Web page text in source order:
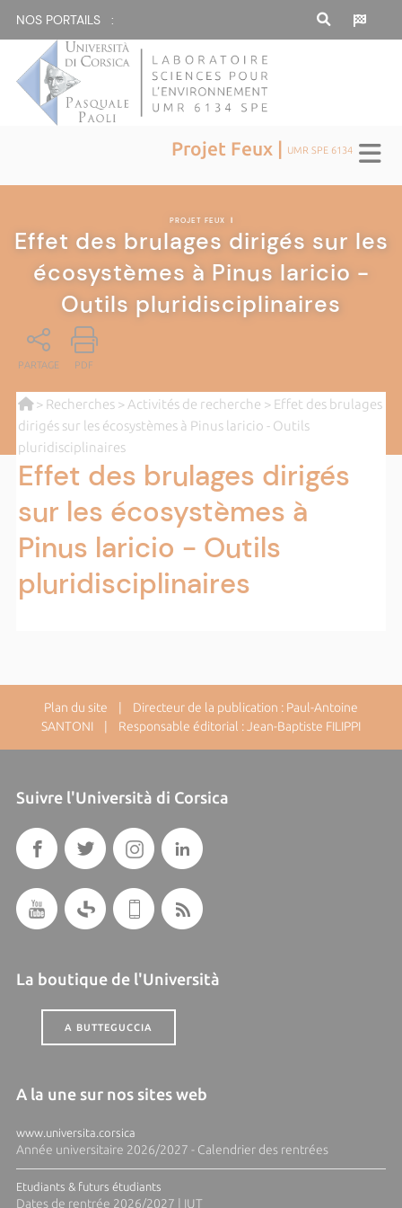
NOS PORTAILS :
Projet Feux | UMR SPE 6134
PROJET FEUX |
Effet des brulages dirigés sur les
écosystèmes à Pinus laricio -
Outils pluridisciplinaires
PARTAGE PDF
> Recherches> Activités de recherche > Effet des brulages
dirigés sur les écosystèmes à Pinus laricio - Outils
pluridisciplinaires
Effet des brulages dirigés
sur les écosystèmes à
Pinus laricio - Outils
pluridisciplinaires
Plan du site | Directeur de la publication : Paul-Antoine
SANTONI | Responsable éditorial : Jean-Baptiste FILIPPI
Suivre l'Università di Corsica
La boutique de l'Università
A BUTTEGUCCIA
A la une sur nos sites web
www.universita.corsica
Année universitaire 2026/2027 - Calendrier des rentrées
Etudiants & futurs étudiants
Dates de rentrée 2026/2027 | IUT